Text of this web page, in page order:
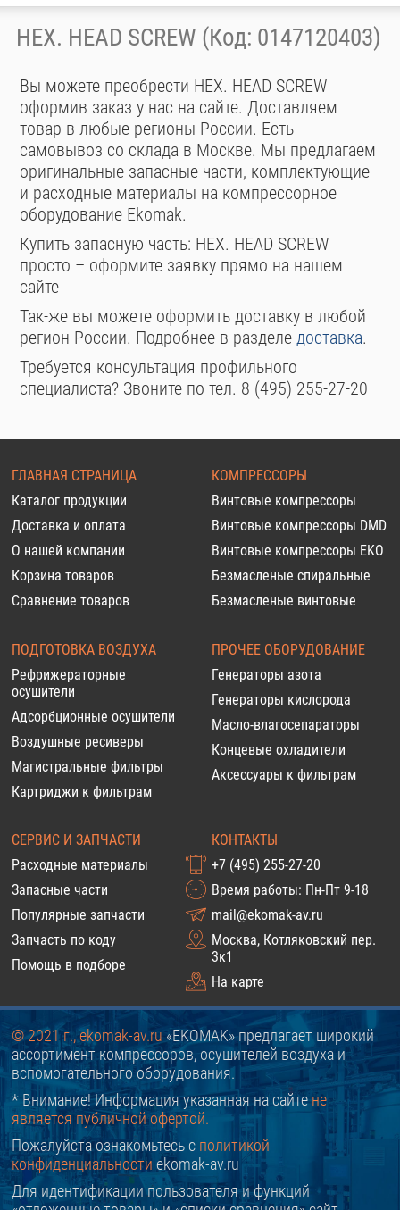
HEX. HEAD SCREW (Код: 0147120403)
Вы можете преобрести HEX. HEAD SCREW
оформив заказ у нас на сайте. Доставляем
товар в любые регионы России. Есть
самовывоз со склада в Москве. Мы предлагаем
оригинальные запасные части, комплектующие
и расходные материалы на компрессорное
оборудование Ekomak.
Купить запасную часть: HEX. HEAD SCREW
просто – оформите заявку прямо на нашем
сайте
Так-же вы можете оформить доставку в любой
регион России. Подробнее в разделедоставка.
Требуется консультация профильного
специалиста? Звоните по тел. 8 (495) 255-27-20
ГЛАВНАЯ СТРАНИЦА
Каталог продукции
Доставка и оплата
О нашей компании
Корзина товаров
Сравнение товаров
КОМПРЕССОРЫ
Винтовые компрессоры
Винтовые компрессоры DMD
Винтовые компрессоры EKO
Безмасленые спиральные
Безмасленые винтовые
ПОДГОТОВКА ВОЗДУХА
Рефрижераторные
осушители
Адсорбционные осушители
Воздушные ресиверы
Магистральные фильтры
Картриджи к фильтрам
ПРОЧЕЕ ОБОРУДОВАНИЕ
Генераторы азота
Генераторы кислорода
Масло-влагосепараторы
Концевые охладители
Аксессуары к фильтрам
СЕРВИС И ЗАПЧАСТИ
Расходные материалы
Запасные части
Популярные запчасти
Запчасть по коду
Помощь в подборе
КОНТАКТЫ
+7 (495) 255-27-20
Время работы: Пн-Пт 9-18
mail@ekomak-av.ru
Москва, Котляковский пер.
3к1
На карте
© 2021 г., ekomak-av.ru «EKOMAK» предлагает широкий
ассортимент компрессоров, осушителей воздуха и
вспомогательного оборудования.
* Внимание! Информация указанная на сайтене
является публичной офертой.
Пожалуйста ознакомьтесь с политикой
конфиденциальности ekomak-av.ru
Для идентификации пользователя и функций